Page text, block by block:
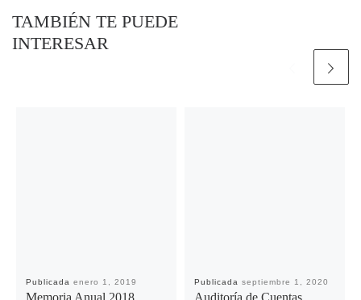
TAMBIÉN TE PUEDE
INTERESAR
Publicada enero 1, 2019 Publicada septiembre 1, 2020